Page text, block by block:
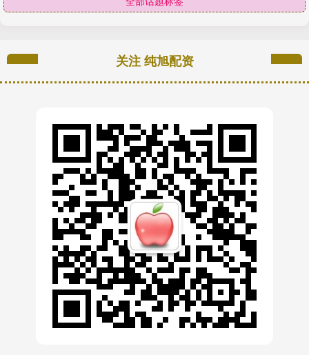
关注 纯旭配资